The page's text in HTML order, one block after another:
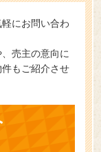
にお問い合わ
売主の意向に
もご紹介させ